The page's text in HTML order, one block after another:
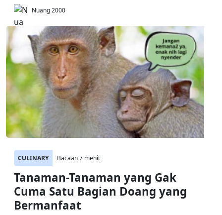
Nuang 2000
CULINARY Bacaan 7 menit
Tanaman-Tanaman yang Gak
Cuma Satu Bagian Doang yang
Bermanfaat